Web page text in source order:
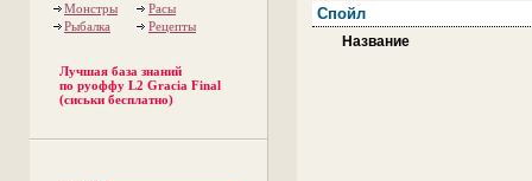
Монстры
Расы
Рыбалка
Рецепты
Лучшая база знаний
по руоффу L2 Gracia Final
(сиськи бесплатно)
Спойл
Название